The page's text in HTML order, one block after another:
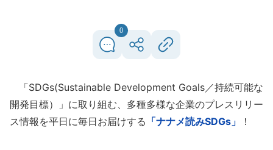
0
「SDGs(Sustainable Development Goals／持続可能な
開発目標）」に取り組む、多種多様な企業のプレスリリー
ス情報を平日に毎日お届けする 「ナナメ読みSDGs」 ！